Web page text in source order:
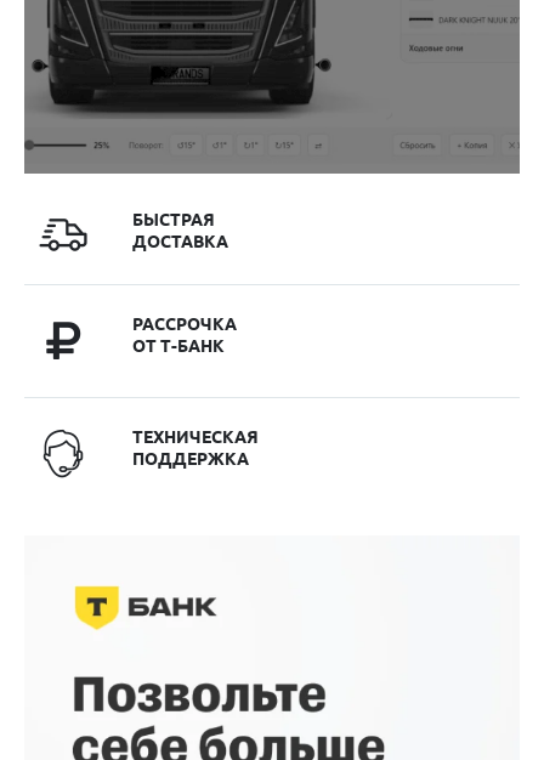
БЫСТРАЯ
ДОСТАВКА
РАССРОЧКА
ОТ Т-БАНК
ТЕХНИЧЕСКАЯ
ПОДДЕРЖКА